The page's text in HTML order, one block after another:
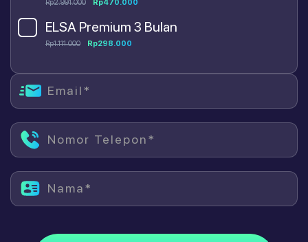
Rp2.991.000 Rp470.000
ELSA Premium 3 Bulan
Rp1.111.000 Rp298.000
Email*
Nomor Telepon*
Nama*